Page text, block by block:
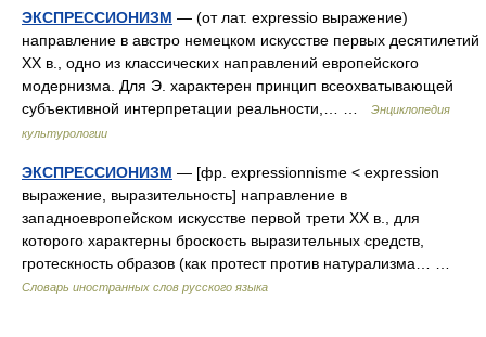
ЭКСПРЕССИОНИЗМ — (от лат. expressio выражение)
направление в австро немецком искусстве первых десятилетий
ХХ в., одно из классических направлений европейского
модернизма. Для Э. характерен принцип всеохватывающей
субъективной интерпретации реальности,… …
Энциклопедия
культурологии
ЭКСПРЕССИОНИЗМ — [фр. expressionnisme < expression
выражение, выразительность] направление в
западноевропейском искусстве первой трети XX в., для
которого характерны броскость выразительных средств,
гротескность образов (как протест против натурализма… …
Словарь иностранных слов русского языка